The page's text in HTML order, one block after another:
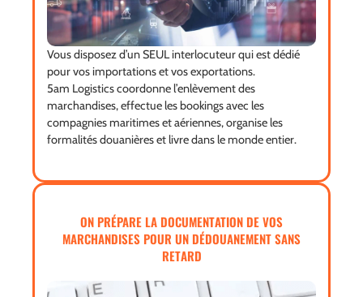
Vous disposez d’un SEUL interlocuteur qui est dédié
pour vos importations et vos exportations.
5am Logistics coordonne l’enlèvement des
marchandises, effectue les bookings avec les
compagnies maritimes et aériennes, organise les
formalités douanières et livre dans le monde entier.
ON PRÉPARE LA DOCUMENTATION DE VOS
MARCHANDISES POUR UN DÉDOUANEMENT SANS
RETARD